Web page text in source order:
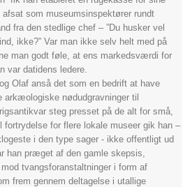
som museumsinspektører rundt
fra den stedlige chef – ”Du husker vel
ikke?” Var man ikke selv helt med på
man godt føle, at ens markedsværdi for
var datidens ledere.
Olaf anså det som en bedrift at have
arkæologiske nødudgravninger til
steg presset på de alt for små,
for flere lokale museer gik han –
i den type sager - ikke offentligt ud
han præget af den gamle skepsis,
tvangsforanstaltninger i form af
frem gennem deltagelse i utallige